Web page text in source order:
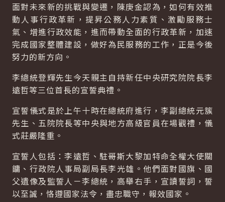
面對未來新的挑戰與變遷，陳庚金認為，如何有效推
動人事行政革新，提昇公務人力素質、激勵服務士
氣、增進行政效能，進而帶動全面的行政革新，加速
完成國家整體建設，做好為民服務的工作，正是今後
努力的新方向。
李總統登輝先生今天親主自持新任中央研究院院長李
遠哲等三位首長的宣誓典禮。
宣誓儀式是於上午十時在總統府進行，李副總統元簇
先生、五院院長等中央與地方高級官員在場觀禮，儀
式莊嚴隆重。
宣誓人包括：李遠哲、駐哥斯大黎加特命全權大使關
鏞、行政院人事局副局長李光雄。他們面對國旗、國
父遺像及監誓人－李總統，高舉右手，宣讀誓詞，誓
以至誠，恪遵國家法令，盡忠職守，報效國家。